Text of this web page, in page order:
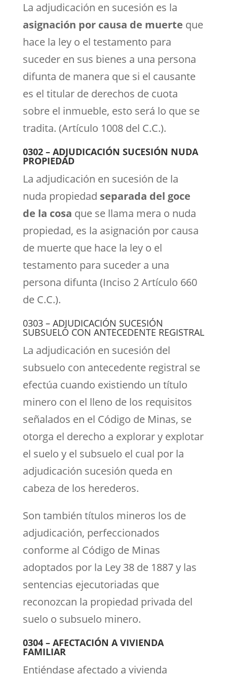
La adjudicación en sucesión es la
asignación por causa de muerte que
hace la ley o el testamento para
suceder en sus bienes a una persona
difunta de manera que si el causante
es el titular de derechos de cuota
sobre el inmueble, esto será lo que se
tradita. (Artículo 1008 del C.C.).
0302 – ADJUDICACIÓN SUCESIÓN NUDA
PROPIEDAD
La adjudicación en sucesión de la
nuda propiedad separada del goce
de la cosa que se llama mera o nuda
propiedad, es la asignación por causa
de muerte que hace la ley o el
testamento para suceder a una
persona difunta (Inciso 2 Artículo 660
de C.C.).
0303 – ADJUDICACIÓN SUCESIÓN
SUBSUELO CON ANTECEDENTE REGISTRAL
La adjudicación en sucesión del
subsuelo con antecedente registral se
efectúa cuando existiendo un título
minero con el lleno de los requisitos
señalados en el Código de Minas, se
otorga el derecho a explorar y explotar
el suelo y el subsuelo el cual por la
adjudicación sucesión queda en
cabeza de los herederos.
Son también títulos mineros los de
adjudicación, perfeccionados
conforme al Código de Minas
adoptados por la Ley 38 de 1887 y las
sentencias ejecutoriadas que
reconozcan la propiedad privada del
suelo o subsuelo minero.
0304 – AFECTACIÓN A VIVIENDA
FAMILIAR
Entiéndase afectado a vivienda